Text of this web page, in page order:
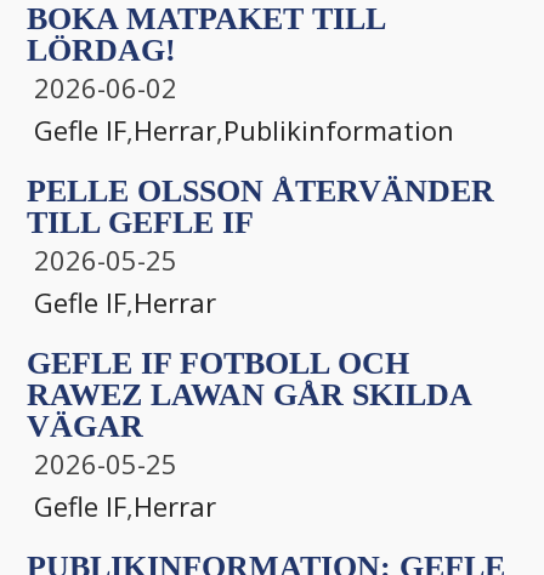
BOKA MATPAKET TILL
LÖRDAG!
2026-06-02
Gefle IF,Herrar,Publikinformation
PELLE OLSSON ÅTERVÄNDER
TILL GEFLE IF
2026-05-25
Gefle IF,Herrar
GEFLE IF FOTBOLL OCH
RAWEZ LAWAN GÅR SKILDA
VÄGAR
2026-05-25
Gefle IF,Herrar
PUBLIKINFORMATION: GEFLE